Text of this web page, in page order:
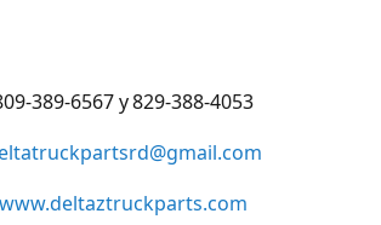
389-6567 y 829-388-4053
www.deltaztruckparts.com